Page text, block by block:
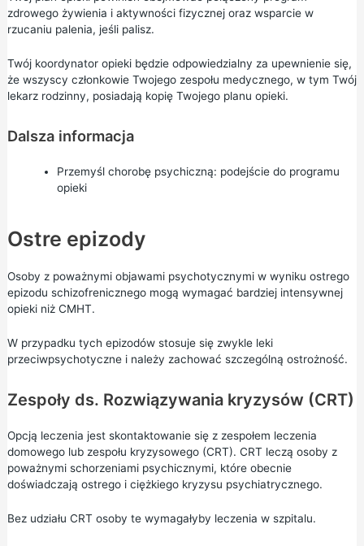
zdrowego żywienia i aktywności fizycznej oraz wsparcie w
rzucaniu palenia, jeśli palisz.
Twój koordynator opieki będzie odpowiedzialny za upewnienie się,
że wszyscy członkowie Twojego zespołu medycznego, w tym Twój
lekarz rodzinny, posiadają kopię Twojego planu opieki.
Dalsza informacja
Przemyśl chorobę psychiczną: podejście do programu
opieki
Ostre epizody
Osoby z poważnymi objawami psychotycznymi w wyniku ostrego
epizodu schizofrenicznego mogą wymagać bardziej intensywnej
opieki niż CMHT.
W przypadku tych epizodów stosuje się zwykle leki
przeciwpsychotyczne i należy zachować szczególną ostrożność.
Zespoły ds. Rozwiązywania kryzysów (CRT)
Opcją leczenia jest skontaktowanie się z zespołem leczenia
domowego lub zespołu kryzysowego (CRT). CRT leczą osoby z
poważnymi schorzeniami psychicznymi, które obecnie
doświadczają ostrego i ciężkiego kryzysu psychiatrycznego.
Bez udziału CRT osoby te wymagałyby leczenia w szpitalu.